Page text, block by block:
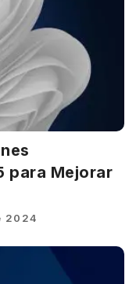
para Mejorar
2024